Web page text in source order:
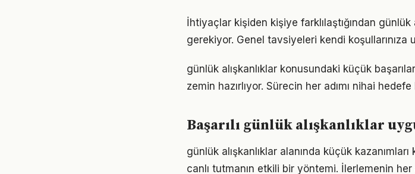
İhtiyaçlar kişiden kişiye farklılaştığından
gerekiyor. Genel tavsiyeleri kendi koşullarınıza
günlük alışkanlıklar konusundaki küçük
zemin hazırlıyor. Sürecin her adımı nihai hedefe
Başarılı günlük alışkanlıklar
günlük alışkanlıklar alanında küçük
canlı tutmanın etkili bir yöntemi. İlerlemenin